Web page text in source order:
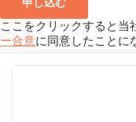
ここをクリックすると当
ー合意に同意したことに